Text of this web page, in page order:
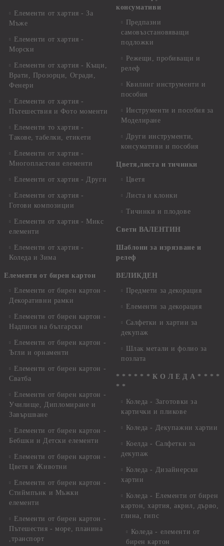
Елементи от хартия - За
Мъже
Елементи от хартия -
Морски
Елементи от хартия - Къщи,
Врати, Прозорци, Огради,
Фенери
Елементи от хартия -
Пътешествия и Фото моменти
Елементи то хартия -
Такове, табелки, етикети
Елементи от хартия -
Многопластови елементи
Елементи от хартия - Други
Елементи от хартия -
Готови композиции
Елементи от хартия - Микс
елементи
Елементи от хартия -
Коледа и Зима
Елементи от бирен картон
Елементи от бирен картон -
Декоративни рамки
Елементи от бирен картон -
Надписи на български
Елементи от бирен картон -
Ъгли и орнаменти
Елементи от бирен картон -
Сватба
Елементи от бирен картон -
Училище, Дипломиране и
Завършване
Елементи от бирен картон -
Бебшки и Детски елементи
Елементи от бирен картон -
Цветя и Животни
Елементи от бирен картон -
Стиймпънк и Мъжки
елементи
Елементи от бирен картон -
Пътешестия - море, планина
,транспорт
консумативи
Предпазни
самовъзстановяващи
подложки
Режещи, пробиващи и
релеф
Квилинг инструменти и
пособия
Инструменти и пособия за
Моделиране
Други инструменти,
консумативи и пособия
Цветя,листа и тичинки
Цветя
Листа и клонки
Тичинки и плодове
Свети ВАЛЕНТИН
Шаблони за изрязване и
релеф
ВЕЛИКДЕН
Предмети за декорация
Елементи за декорация
Салфетки и хартии за
декупаж
Шлак метали и фолио за
позлата
* * * * * * К О Л Е Д А * * * *
* *
Коледа - Заготовки за
картички и пликове
Коледа - Декупажни хартии
Коелда - Салфетки за
декупаж
Коледа - Дизайнерски
хартии
Коледа - Eлементи от бирен
картон, хартия, акрил, дърво,
глина, гипс
Коледа - елементи от
бирен картон